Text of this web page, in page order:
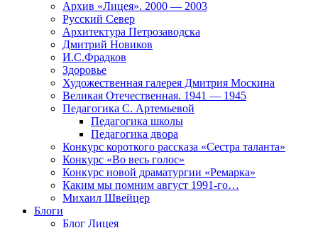
Архив «Лицея». 2000 — 2003
Русский Север
Архитектура Петрозаводска
Дмитрий Новиков
И.С.Фрадков
Здоровье
Художественная галерея Дмитрия Москина
Великая Отечественная. 1941 — 1945
Педагогика С. Артемьевой
Педагогика школы
Педагогика двора
Конкурс короткого рассказа «Сестра таланта»
Конкурс «Во весь голос»
Конкурс новой драматургии «Ремарка»
Каким мы помним август 1991-го…
Михаил Швейцер
Блоги
Блог Лицея